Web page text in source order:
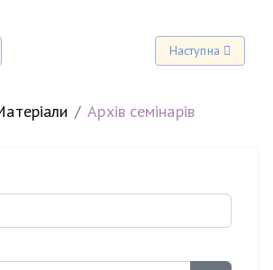
Клуб "Синте́за" запрошує: Психологічні
Наступна стаття:
Наступна
Архів семінарів